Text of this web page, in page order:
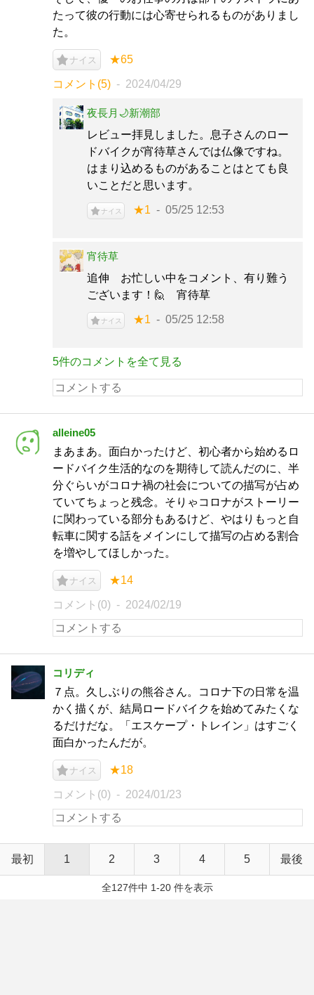
たって彼の行動には心寄せられるものがありまし
た。
ナイス ★65
コメント(5) 2024/04/29
夜長月🌙新潮部
レビュー拝見しました。息子さんのロー
ドバイクが宵待草さんでは仏像ですね。
はまり込めるものがあることはとても良
いことだと思います。
ナイス ★1 05/25 12:53
宵待草
追伸 お忙しい中をコメント、有り難う
ございます！🙋 宵待草
ナイス ★1 05/25 12:58
5件のコメントを全て見る
alleine05
まあまあ。面白かったけど、初心者から始めるロ
ードバイク生活的なのを期待して読んだのに、半
分ぐらいがコロナ禍の社会についての描写が占め
ていてちょっと残念。そりゃコロナがストーリー
に関わっている部分もあるけど、やはりもっと自
転車に関する話をメインにして描写の占める割合
を増やしてほしかった。
ナイス ★14
コメント(0) 2024/02/19
コリディ
７点。久しぶりの熊谷さん。コロナ下の日常を温
かく描くが、結局ロードバイクを始めてみたくな
るだけだな。「エスケープ・トレイン」はすごく
面白かったんだが。
ナイス ★18
コメント(0) 2024/01/23
最初 1 2 3 4 5 最後
全127件中 1-20 件を表示